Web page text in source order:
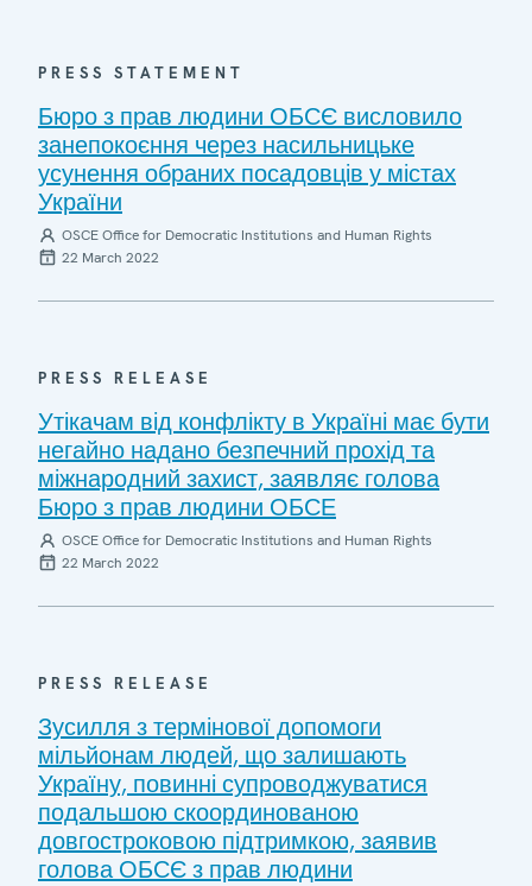
PRESS STATEMENT
Бюро з прав людини ОБСЄ висловило
занепокоєння через насильницьке
усунення обраних посадовців у містах
України
OSCE Office for Democratic Institutions and Human Rights
22 March 2022
PRESS RELEASE
Утікачам від конфлікту в Україні має бути
негайно надано безпечний прохід та
міжнародний захист, заявляє голова
Бюро з прав людини ОБСЕ
OSCE Office for Democratic Institutions and Human Rights
22 March 2022
PRESS RELEASE
Зусилля з термінової допомоги
мільйонам людей, що залишають
Україну, повинні супроводжуватися
подальшою скоординованою
довгостроковою підтримкою, заявив
голова ОБСЄ з прав людини